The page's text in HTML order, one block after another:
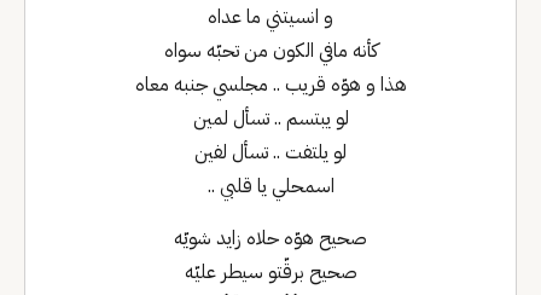
و انسيتني ما عداه
كأنه مافي الكون من تحبّه سواه
هذا و هوّه قريب .. مجلسي جنبه معاه
لو يبتسم .. تسأل لمين
لو يلتفت .. تسأل لفين
اسمحلي يا قلبي ..
صحيح هوّه حلاه زايد شويّه
صحيح برقّتو سيطر عليّه